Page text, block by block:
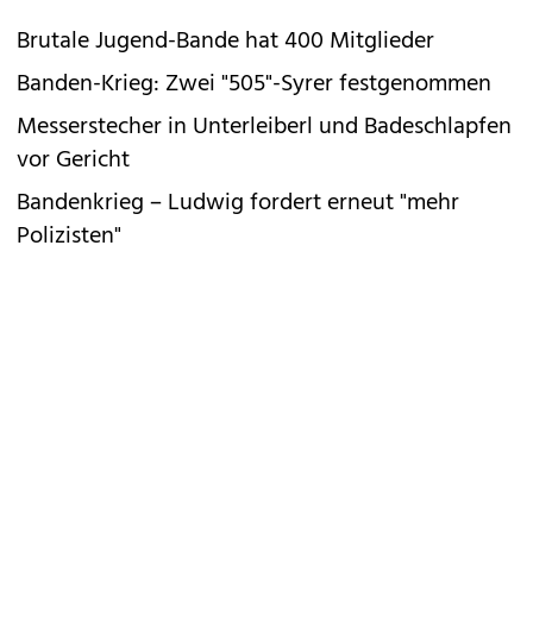
Brutale Jugend-Bande hat 400 Mitglieder
Banden-Krieg: Zwei "505"-Syrer festgenommen
Messerstecher in Unterleiberl und Badeschlapfen
vor Gericht
Bandenkrieg – Ludwig fordert erneut "mehr
Polizisten"